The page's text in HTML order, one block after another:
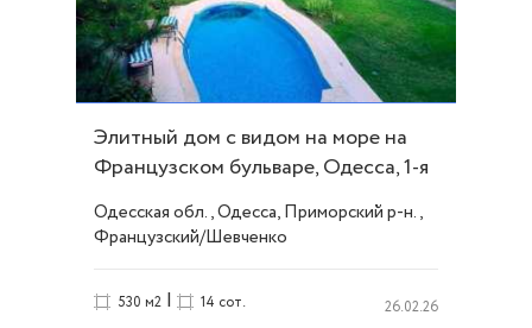
Элитный дом с видом на море на
Французском бульваре, Одесса, 1-я
линия ID 433
Одесская обл., Одесса, Приморский р-н.,
Французский/Шевченко
530 м2 | 14 сот. 26.02.26